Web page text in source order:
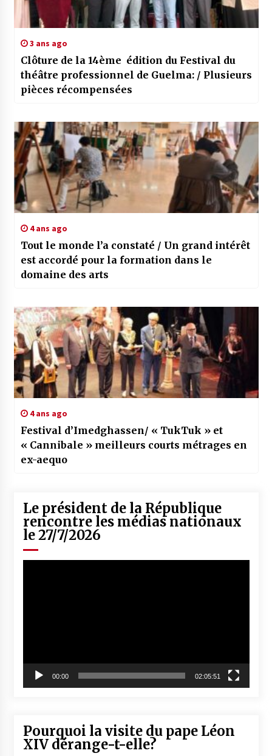
3 ans ago
Clôture de la 14ème édition du Festival du
théâtre professionnel de Guelma: / Plusieurs
pièces récompensées
4 ans ago
Tout le monde l’a constaté / Un grand intérêt
est accordé pour la formation dans le
domaine des arts
4 ans ago
Festival d’Imedghassen/ « TukTuk » et
« Cannibale » meilleurs courts métrages en
ex-aequo
Le président de la République
rencontre les médias nationaux
le 27/7/2026
00:00 02:05:51
Pourquoi la visite du pape Léon
XIV dérange-t-elle?